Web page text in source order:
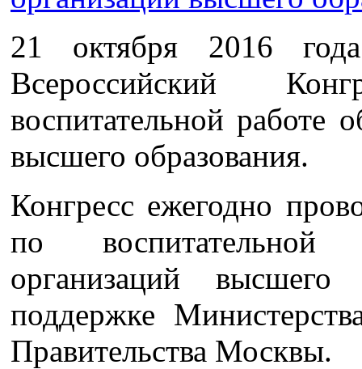
21 октября 2016
Всероссийский
воспитательной работе
высшего образования.
Конгресс ежегодно
по воспитательной
организаций
поддержке
Правительства Москвы.